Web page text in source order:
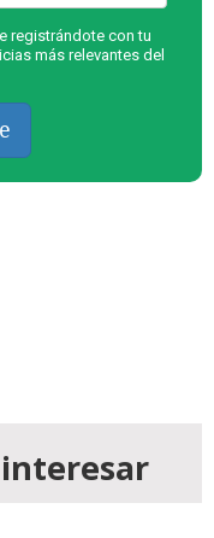
registrándote con tu
más relevantes del